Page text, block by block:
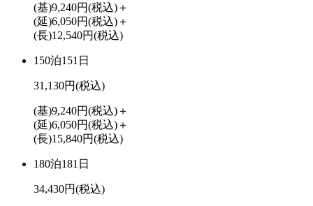
(基)9,240円(税込)＋
(延)6,050円(税込)＋
(長)12,540円(税込)
150泊151日
31,130円(税込)
(基)9,240円(税込)＋
(延)6,050円(税込)＋
(長)15,840円(税込)
180泊181日
34,430円(税込)